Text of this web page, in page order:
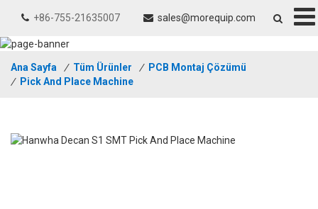
+86-755-21635007 sales@morequip.com
Ana Sayfa / Tüm Ürünler /
PCB Montaj Çözümü
/
Pick And Place Machine